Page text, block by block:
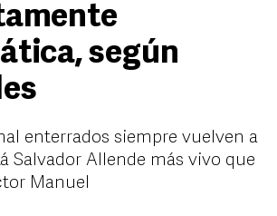
según
enterrados siempre vuelven a
Salvador Allende más vivo que
Manuel